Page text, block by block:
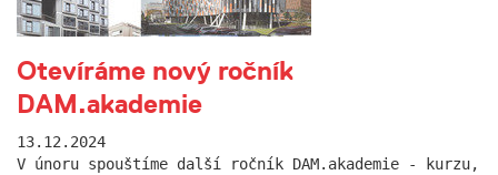
Otevíráme nový ročník
DAM.akademie
13.12.2024
V únoru spouštíme další ročník DAM.akademie - kurzu,